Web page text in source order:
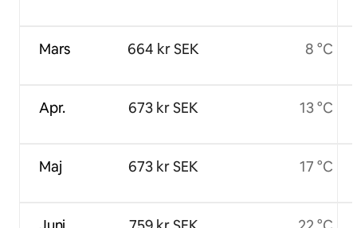
Mars
Apr.
Maj
664 kr SEK
673 kr SEK
673 kr SEK
8 °C
13 °C
17 °C